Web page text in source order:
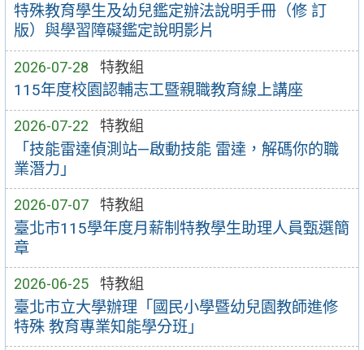
特殊教育學生及幼兒鑑定辦法說明手冊（修 訂
版）與學習障礙鑑定說明影片
2026-07-28 特教組
115年度校園認輔志工暨親職教育線上講座
2026-07-22 特教組
「技能雷達偵測站—啟動技能 雷達，解碼你的職
業潛力」
2026-07-07 特教組
臺北市115學年度月薪制特教學生助理人員甄選簡
章
2026-06-25 特教組
臺北市立大學辦理「國民小學暨幼兒園教師進修
特殊 教育專業知能學分班」